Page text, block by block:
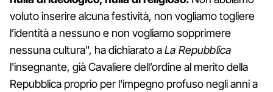
voluto inserire alcuna festività, non vogliamo togliere
l’identità a nessuno e non vogliamo sopprimere
nessuna cultura", ha dichiarato aLa Repubblica
l'insegnante, già Cavaliere dell’ordine al merito della
Repubblica proprio per l'impegno profuso negli anni a